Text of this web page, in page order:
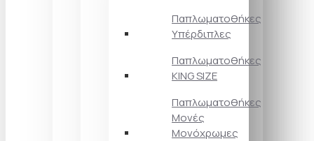
Παπλωματοθήκες
Υπέρδιπλες
Παπλωματοθήκες
KING SIZE
Παπλωματοθήκες
Μονές
Μονόχρωμες